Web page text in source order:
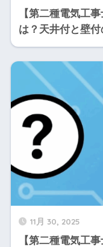
【第二種電気工
は？天井付と壁
11月 30, 2025
【第二種電気工